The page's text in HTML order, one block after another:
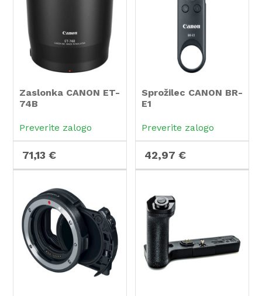
Zaslonka CANON ET-
74B
Preverite zalogo
71,13 €
Sprožilec CANON BR-
E1
Preverite zalogo
42,97 €